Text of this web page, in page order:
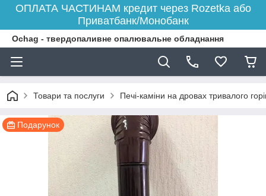
ОПЛАТА ЧАСТИНАМ кредит через Rozetka або
Приватбанк/Монобанк
Ochag - твердопаливне опалювальне обладнання
Товари та послуги Печі-каміни на дровах тривалого
Подарунок